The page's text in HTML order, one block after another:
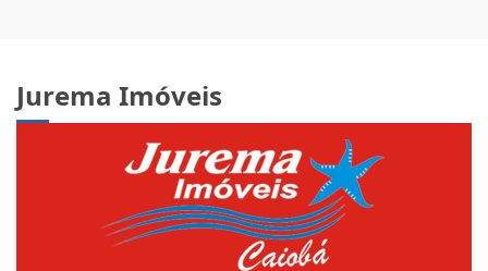
Jurema Imóveis